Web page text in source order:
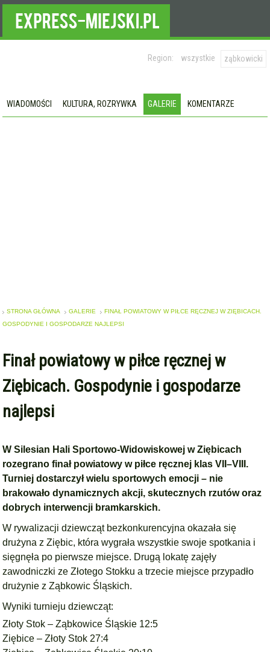
Region: wszystkie ząbkowicki
WIADOMOŚCI KULTURA, ROZRYWKA GALERIE KOMENTARZE
STRONA GŁÓWNA GALERIE
FINAŁ POWIATOWY W PIŁCE RĘCZNEJ W ZIĘBICACH.
GOSPODYNIE I GOSPODARZE NAJLEPSI
Finał powiatowy w piłce ręcznej w
Ziębicach. Gospodynie i gospodarze
najlepsi
WSilesian Hali Sportowo-Widowiskowej w Ziębicach
rozegrano finał powiatowy w piłce ręcznej klas VII–VIII.
Turniej dostarczył wielu sportowych emocji – nie
brakowało dynamicznych akcji, skutecznych rzutów oraz
dobrych interwencji bramkarskich.
W rywalizacji dziewcząt bezkonkurencyjna okazała się
drużyna zZiębic, która wygrała wszystkie swoje spotkania i
sięgnęła po pierwsze miejsce. Drugą lokatę zajęły
zawodniczki zeZłotego Stokku a trzecie miejsce przypadło
drużynie zZąbkowic Śląskich.
Wyniki turnieju dziewcząt:
Złoty Stok – Ząbkowice Śląskie 12:5
Ziębice – Złoty Stok 27:4